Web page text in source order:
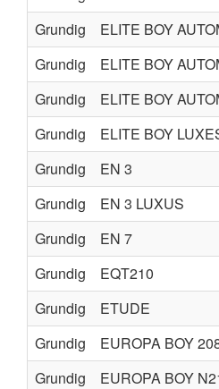
Grundig
ELITE BOY
Grundig
ELITE BOY
Grundig
ELITE BOY
Grundig
ELITE BOY
Grundig
EN 3
Grundig
EN 3 LUXUS
Grundig
EN 7
Grundig
EQT210
Grundig
ETUDE
Grundig
EUROPA BOY
Grundig
EUROPA BOY